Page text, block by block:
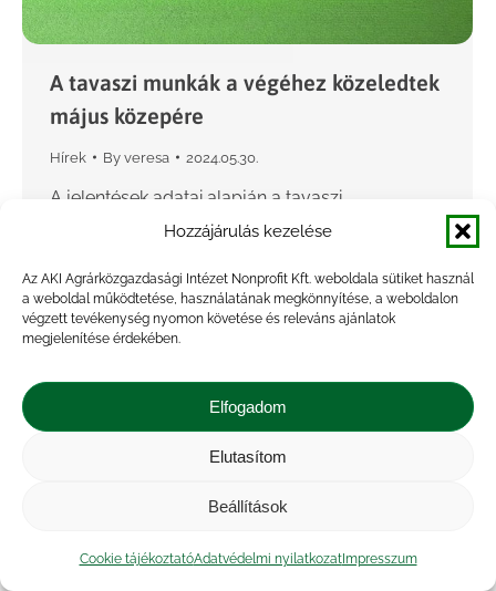
Hozzájárulás kezelése
Az AKI Agrárközgazdasági Intézet Nonprofit Kft. weboldala sütiket használ
a weboldal működtetése, használatának megkönnyítése, a weboldalon
végzett tevékenység nyomon követése és releváns ajánlatok
megjelenítése érdekében.
Elfogadom
Elutasítom
Beállítások
Cookie tájékoztatóAdatvédelmi nyilatkozatImpresszum
A tavaszi munkák a végéhez közeledtek
május közepére
Hírek By veresa 2024.05.30.
A jelentések adatai alapján a tavaszi
takarmányborsó vetésterülete 5 ezer hektár,
szója tervezett területe 74,3 ezer hektár, vetését
73,8 ezer hektáron fejezték be…